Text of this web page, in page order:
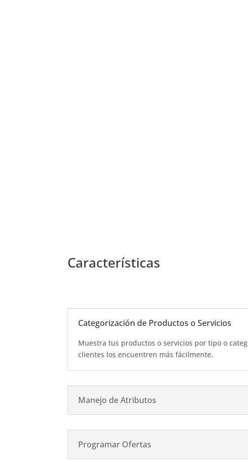
Características
Categorización de Productos o Servicios
Muestra tus productos o servicios por tipo o
clientes los encuentren más fácilmente.
Manejo de Atributos
Programar Ofertas